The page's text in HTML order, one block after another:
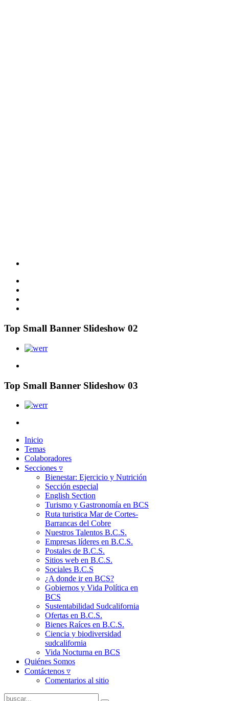
Top Small Banner Slideshow 02
Top Small Banner Slideshow 03
Inicio
Temas
Colaboradores
Secciones ▿
Bienestar: Ejercicio y Nutrición
Sección especial
English Section
Turismo y Gastronomía en BCS
Ruta turistica Mar de Cortes-
Barrancas del Cobre
Nuestros Talentos B.C.S.
Empresas líderes en B.C.S.
Postales de B.C.S.
Sitios web en B.C.S.
Sociales B.C.S
¿A donde ir en BCS?
Gobiernos y Vida Política en
BCS
Sustentabilidad Sudcalifornia
Ofertas en B.C.S.
Bienes Raíces en B.C.S.
Ciencia y biodiversidad
sudcalifornia
Vida Nocturna en BCS
Quiénes Somos
Contáctenos ▿
Comentarios al sitio